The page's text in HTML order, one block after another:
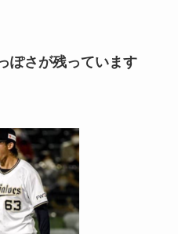
ぽさが残っています